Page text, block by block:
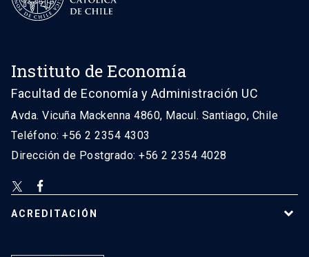
Instituto de Economía
Facultad de Economía y Administración UC
Avda. Vicuña Mackenna 4860, Macul. Santiago, Chile
Teléfono: +56 2 2354 4303
Dirección de Postgrado: +56 2 2354 4028
ACREDITACIÓN